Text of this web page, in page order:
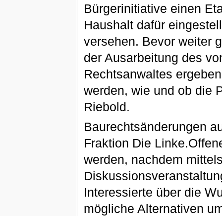
Bürgerinitiative einen
Haushalt dafür
versehen. Bevor weiter
der Ausarbeitung des
Rechtsanwaltes
werden, wie und ob die
Riebold.
Baurechtsänderungen
Fraktion Die
werden, nachdem
Interessierte über die
mögliche Alternativen